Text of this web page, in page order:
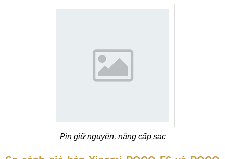
Pin giữ nguyên, nâng cấp sạc